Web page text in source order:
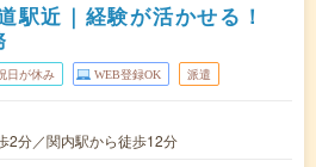
駅近｜経験が活かせる！
日が休み WEB登録OK 派遣
2分／関内駅から徒歩12分